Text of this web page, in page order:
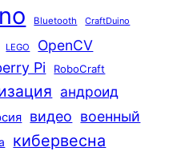
Bluetooth CraftDuino
LEGO OpenCV
Pi RoboCraft
андроид
видео военный
кибервесна